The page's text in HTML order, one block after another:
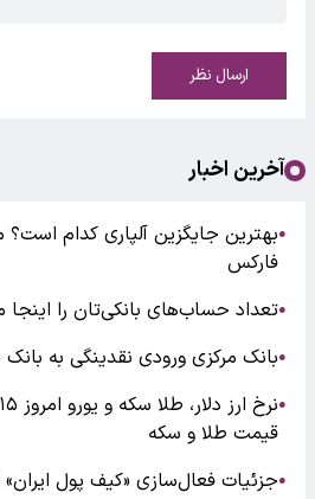
ارسال نظر
آخرین اخبار
●
فارکس
●تعداد حساب‌های بانکی‌تان را
●بانک مرکزی ورودی نقدینگی به
●
قیمت طلا و سکه
●جزئیات فعال‌سازی «کیف پول